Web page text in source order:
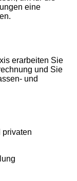
eine
erarbeiten Sie
und Sie
und
privaten